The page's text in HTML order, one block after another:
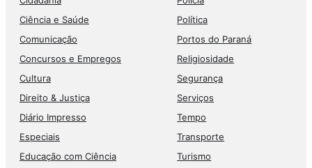
Ciência e Saúde
Comunicação
Concursos e Empregos
Cultura
Direito & Justiça
Diário Impresso
Especiais
Educação com Ciência
Política
Portos do Paraná
Religiosidade
Segurança
Serviços
Tempo
Transporte
Turismo